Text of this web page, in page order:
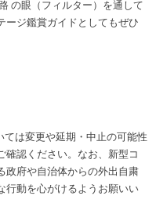
の眼（フィルター）を通して
ージ鑑賞ガイドとしてもぜひ
は変更や延期・中止の可能性
確認ください。なお、新型コ
政府や自治体からの外出自粛
行動を心がけるようお願いい